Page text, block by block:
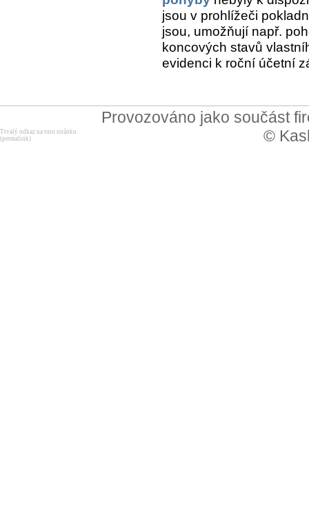
jsou v prohlížeči
jsou, umožňují např.
koncových stavů
evidenci k roční účetní
Provozováno jako součást
©
Trvalý odkaz na tuto stránku
(permalink)